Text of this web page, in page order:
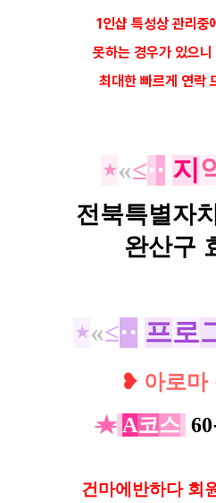
1인샵 특성상 관리중
못하는 경우가 있으
최대한 빠르게 연락
⋆«≤·· 지
전북특별자
완산구
⋆«≤·· 프로
❥ 아로마
★ A코스
건마에반하다 회